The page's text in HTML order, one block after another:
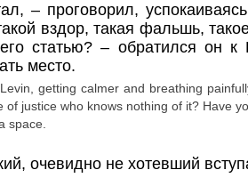
– проговорил,
вздор, такая фальшь,
статью? – обратился он к
место.
getting calmer and breathing
justice who knows nothing of it? Have
space.
очевидно не хотевший